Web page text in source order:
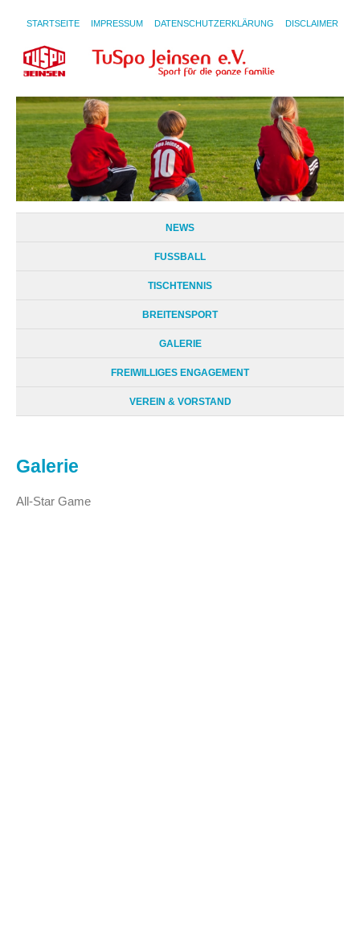
STARTSEITE IMPRESSUM DATENSCHUTZERKLÄRUNG DISCLAIMER
NEWS
FUSSBALL
TISCHTENNIS
BREITENSPORT
GALERIE
FREIWILLIGES ENGAGEMENT
VEREIN & VORSTAND
Galerie
All-Star Game